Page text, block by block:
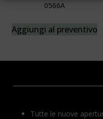
0566A
Aggiungi al preventivo
Tutte le nuove